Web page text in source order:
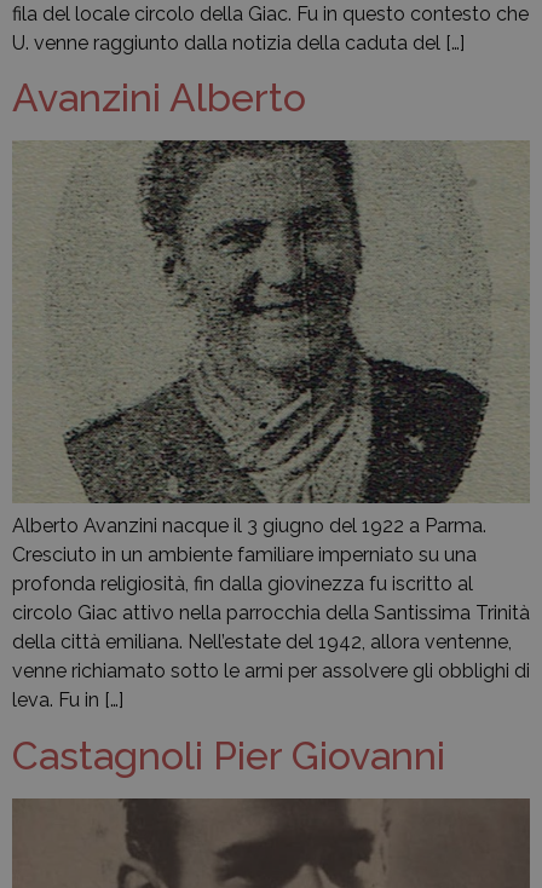
fila del locale circolo della Giac. Fu in questo contesto che
U. venne raggiunto dalla notizia della caduta del […]
Avanzini Alberto
Alberto Avanzini nacque il 3 giugno del 1922 a Parma.
Cresciuto in un ambiente familiare imperniato su una
profonda religiosità, fin dalla giovinezza fu iscritto al
circolo Giac attivo nella parrocchia della Santissima Trinità
della città emiliana. Nell’estate del 1942, allora ventenne,
venne richiamato sotto le armi per assolvere gli obblighi di
leva. Fu in […]
Castagnoli Pier Giovanni